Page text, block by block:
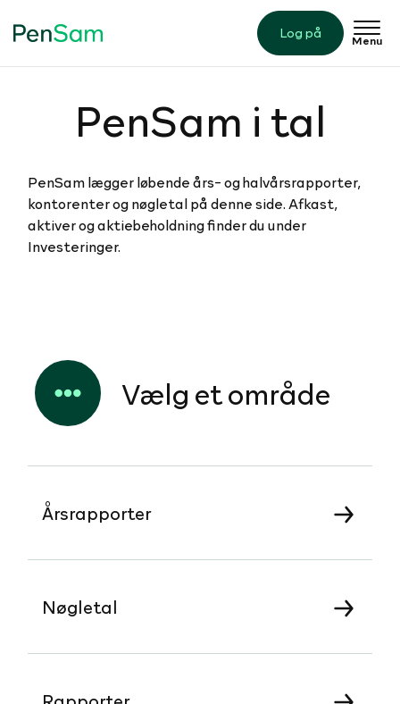
Log på Menu
PenSam i tal
​PenSam lægger løbende års- og halvårsrapporter,
kontorenter og nøgletal på denne side. Afkast,
aktiver og aktiebeholdning finder du under
Investeringer.​​​​​​​​​​​​
Vælg et område
Årsrapporter
Nøgletal